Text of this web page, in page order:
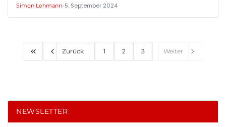
Simon Lehmann•5. September 2024
Zurück 1 2 3 Weiter
NEWSLETTER